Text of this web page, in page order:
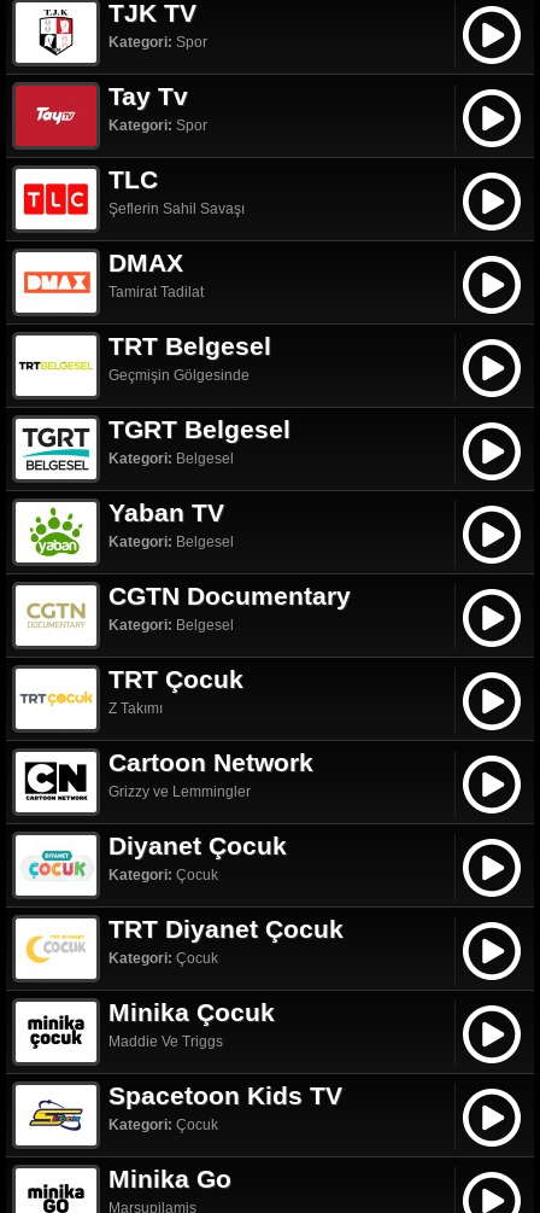
TJK TV
Kategori: Spor
Tay Tv
Kategori: Spor
TLC
Şeflerin Sahil Savaşı
DMAX
Tamirat Tadilat
TRT Belgesel
Geçmişin Gölgesinde
TGRT Belgesel
Kategori: Belgesel
Yaban TV
Kategori: Belgesel
CGTN Documentary
Kategori: Belgesel
TRT Çocuk
Z Takımı
Cartoon Network
Grizzy ve Lemmingler
Diyanet Çocuk
Kategori: Çocuk
TRT Diyanet Çocuk
Kategori: Çocuk
Minika Çocuk
Maddie Ve Triggs
Spacetoon Kids TV
Kategori: Çocuk
Minika Go
Marsupilamis